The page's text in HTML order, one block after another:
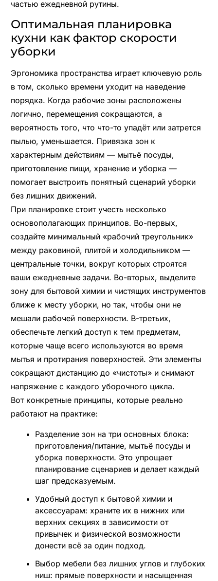
частью ежедневной рутины.
Оптимальная планировка
кухни как фактор скорости
уборки
Эргономика пространства играет ключевую роль
в том, сколько времени уходит на наведение
порядка. Когда рабочие зоны расположены
логично, перемещения сокращаются, а
вероятность того, что что-то упадёт или затрется
пылью, уменьшается. Привязка зон к
характерным действиям — мытьё посуды,
приготовление пищи, хранение и уборка —
помогает выстроить понятный сценарий уборки
без лишних движений.
При планировке стоит учесть несколько
основополагающих принципов. Во-первых,
создайте минимальный «рабочий треугольник»
между раковиной, плитой и холодильником —
центральные точки, вокруг которых строятся
ваши ежедневные задачи. Во-вторых, выделите
зону для бытовой химии и чистящих инструментов
ближе к месту уборки, но так, чтобы они не
мешали рабочей поверхности. В-третьих,
обеспечьте легкий доступ к тем предметам,
которые чаще всего используются во время
мытья и протирания поверхностей. Эти элементы
сокращают дистанцию до «чистоты» и снимают
напряжение с каждого уборочного цикла.
Вот конкретные принципы, которые реально
работают на практике:
Разделение зон на три основных блока:
приготовления/питание, мытьё посуды и
уборка поверхности. Это упрощает
планирование сценариев и делает каждый
шаг предсказуемым.
Удобный доступ к бытовой химии и
аксессуарам: храните их в нижних или
верхних секциях в зависимости от
привычек и физической возможности
донести всё за один подход.
Выбор мебели без лишних углов и глубоких
ниш: прямые поверхности и насыщенная